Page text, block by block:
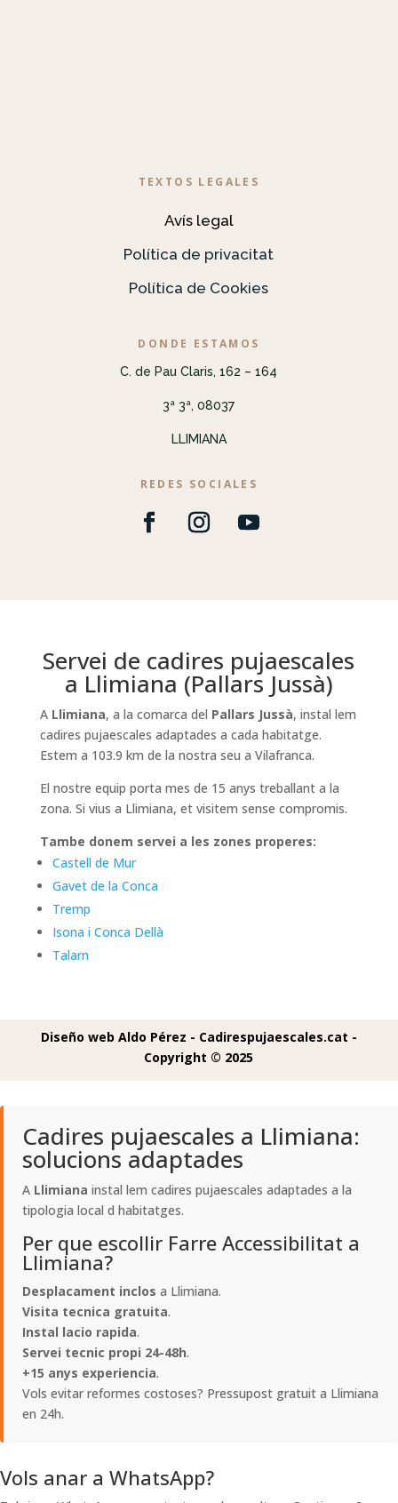
TEXTOS LEGALES
Avís legal
Política de privacitat
Política de Cookies
DONDE ESTAMOS
C. de Pau Claris, 162 – 164
3ª 3ª, 08037
LLIMIANA
REDES SOCIALES
Servei de cadires pujaescales
a Llimiana (Pallars Jussà)
A Llimiana, a la comarca del Pallars Jussà, instal lem
cadires pujaescales adaptades a cada habitatge.
Estem a 103.9 km de la nostra seu a Vilafranca.
El nostre equip porta mes de 15 anys treballant a la
zona. Si vius a Llimiana, et visitem sense compromis.
Tambe donem servei a les zones properes:
Castell de Mur
Gavet de la Conca
Tremp
Isona i Conca Dellà
Talarn
Diseño web Aldo Pérez - Cadirespujaescales.cat -
Copyright © 2025
Cadires pujaescales a Llimiana:
solucions adaptades
A Llimiana instal lem cadires pujaescales adaptades a la
tipologia local d habitatges.
Per que escollir Farre Accessibilitat a
Llimiana?
Desplacament inclos a Llimiana.
Visita tecnica gratuita.
Instal lacio rapida.
Servei tecnic propi 24-48h.
+15 anys experiencia.
Vols evitar reformes costoses? Pressupost gratuit a Llimiana
en 24h.
Vols anar a WhatsApp?